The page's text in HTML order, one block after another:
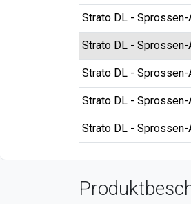
Strato DL -
Strato DL -
Strato DL -
Strato DL -
Strato DL -